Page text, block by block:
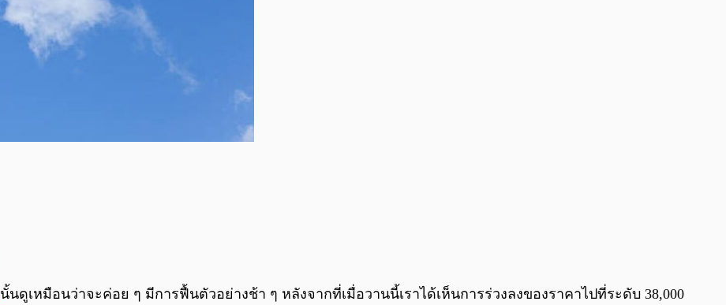
0:00 /0:00
นั้นดูเหมือนว่าจะค่อย ๆ มีการฟื้นตัวอย่างช้า ๆ หลังจากที่เมื่อวานนี้เราได้เห็นการร่วงลงของราคาไปที่ระดับ 38,000